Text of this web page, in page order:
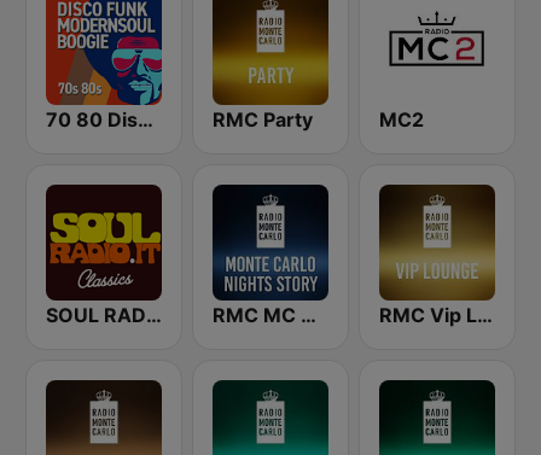
70 80 Disco Funk ModernSoul e Boogie RMC Party MC2
SOUL RADIO 60-70 RMC MC Nights Story RMC Vip Lounge